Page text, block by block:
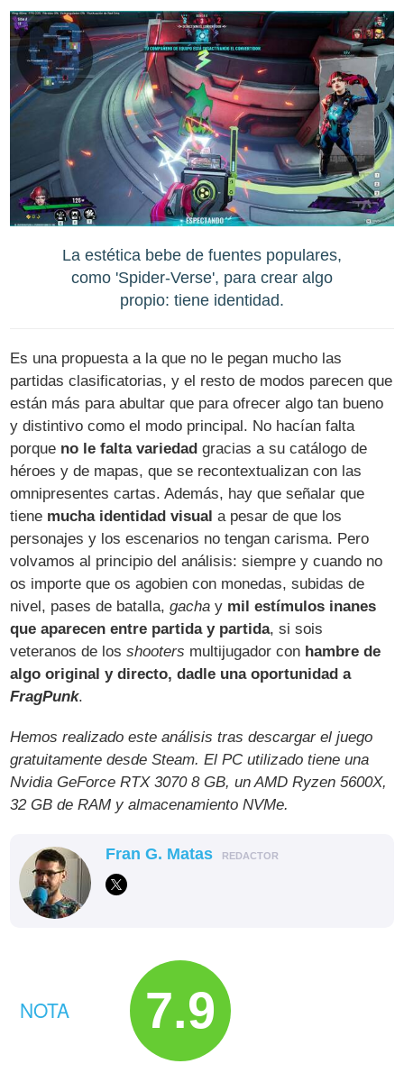
La estética bebe de fuentes populares,
como 'Spider-Verse', para crear algo
propio: tiene identidad.
Es una propuesta a la que no le pegan mucho las
partidas clasificatorias, y el resto de modos parecen que
están más para abultar que para ofrecer algo tan bueno
y distintivo como el modo principal. No hacían falta
porque no le falta variedad gracias a su catálogo de
héroes y de mapas, que se recontextualizan con las
omnipresentes cartas. Además, hay que señalar que
tiene mucha identidad visual a pesar de que los
personajes y los escenarios no tengan carisma. Pero
volvamos al principio del análisis: siempre y cuando no
os importe que os agobien con monedas, subidas de
nivel, pases de batalla,gacha y mil estímulos inanes
que aparecen entre partida y partida, si sois
veteranos de losshooters multijugador con hambre de
algo original y directo, dadle una oportunidad a
FragPunk.
Hemos realizado este análisis tras descargar el juego
gratuitamente desde Steam. El PC utilizado tiene una
Nvidia GeForce RTX 3070 8 GB, un AMD Ryzen 5600X,
32 GB de RAM y almacenamiento NVMe.
Fran G. Matas REDACTOR
NOTA 7.9